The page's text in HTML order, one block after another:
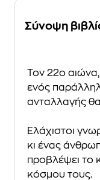
Σύνοψη
Τον 22o αιώνα,
ενός
ανταλλαγής θα
Ελάχιστοι
κι ένας
προβλέψει το
κόσμου τους.